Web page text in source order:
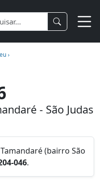
›
- São Judas
(bairro São
046.